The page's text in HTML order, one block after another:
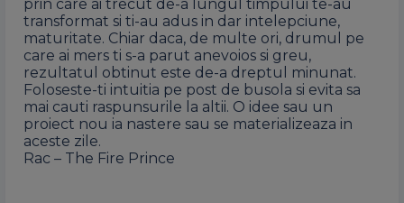
prin care ai trecut de-a lungul timpului te-au
transformat si ti-au adus in dar intelepciune,
maturitate. Chiar daca, de multe ori, drumul pe
care ai mers ti s-a parut anevoios si greu,
rezultatul obtinut este de-a dreptul minunat.
Foloseste-ti intuitia pe post de busola si evita sa
mai cauti raspunsurile la altii. O idee sau un
proiect nou ia nastere sau se materializeaza in
aceste zile.
Rac – The Fire Prince